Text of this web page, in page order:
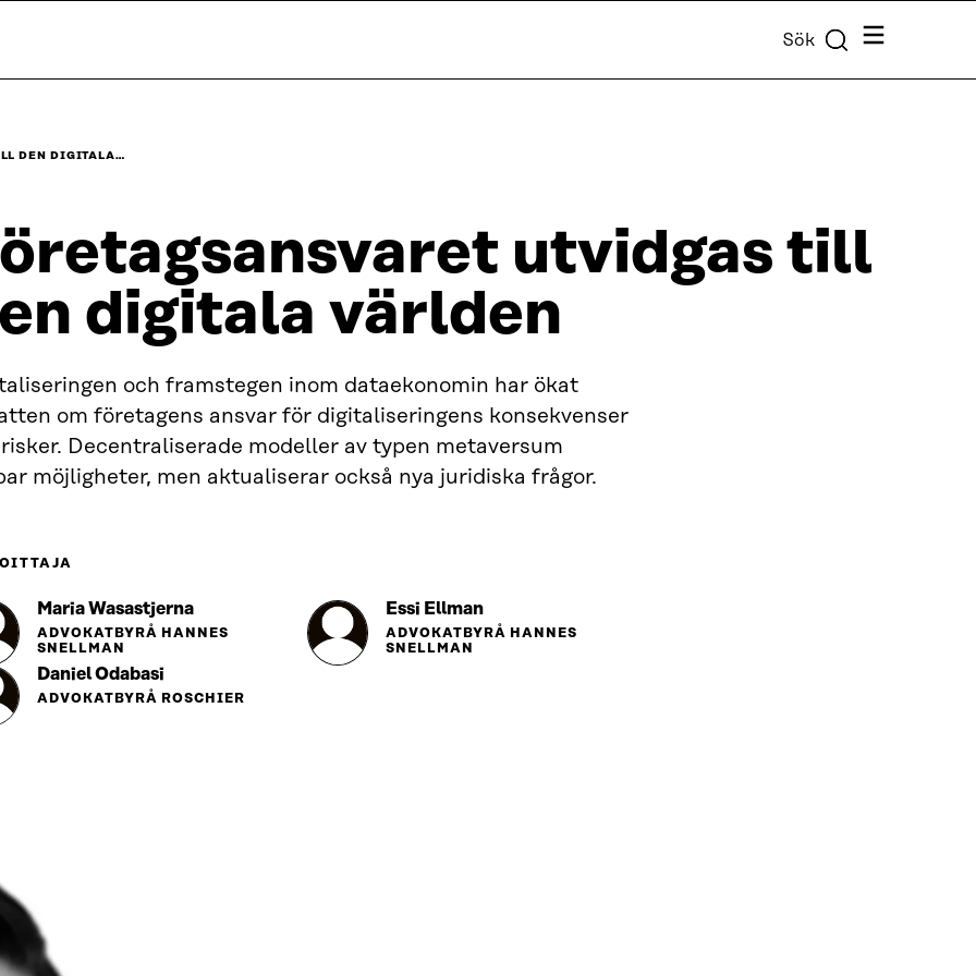
Sök Meny
DEN DIGITALA…
utvidgas till
digitala världen
och framstegen inom dataekonomin har ökat
om företagens ansvar för digitaliseringens konsekvenser
Decentraliserade modeller av typen metaversum
möjligheter, men aktualiserar också nya juridiska frågor.
Maria Wasastjerna
ADVOKATBYRÅ HANNES
SNELLMAN
Essi Ellman
ADVOKATBYRÅ HANNES
SNELLMAN
Daniel Odabasi
ADVOKATBYRÅ ROSCHIER